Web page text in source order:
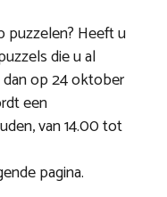
Heeft u
die u al
op 24 oktober
een
van 14.00 tot
pagina.